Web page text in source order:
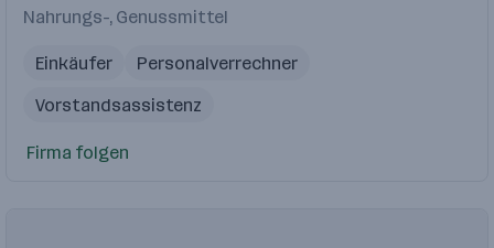
Nahrungs-, Genussmittel
Einkäufer
Personalverrechner
Vorstandsassistenz
Lehrling Informationstechnologie
Firma folgen